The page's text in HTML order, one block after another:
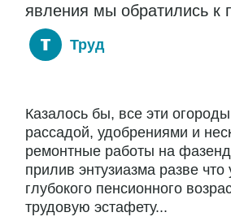
явления мы обратились к
Труд
Казалось бы, все эти
рассадой, удобрениями и
ремонтные работы на
прилив энтузиазма разве
глубокого пенсионного
трудовую эстафету...